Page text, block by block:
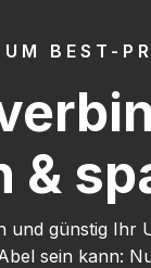
BEST-
&
und günstig Ihr
sein kann: